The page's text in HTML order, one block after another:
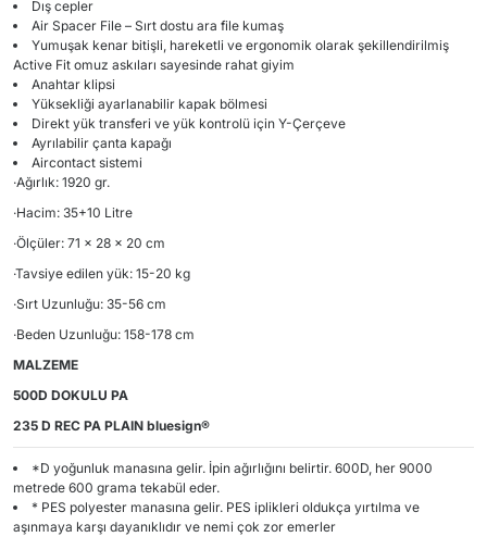
Dış cepler
Air Spacer File – Sırt dostu ara file kumaş
Yumuşak kenar bitişli, hareketli ve ergonomik olarak şekillendirilmiş
Active Fit omuz askıları sayesinde rahat giyim
Anahtar klipsi
Yüksekliği ayarlanabilir kapak bölmesi
Direkt yük transferi ve yük kontrolü için Y-Çerçeve
Ayrılabilir çanta kapağı
Aircontact sistemi
·Ağırlık: 1920 gr.
·Hacim: 35+10 Litre
·Ölçüler: 71 x 28 x 20 cm
·Tavsiye edilen yük: 15-20 kg
·Sırt Uzunluğu: 35-56 cm
·Beden Uzunluğu: 158-178 cm
MALZEME
500D DOKULU PA
235 D REC PA PLAIN bluesign®
*D yoğunluk manasına gelir. İpin ağırlığını belirtir. 600D, her 9000
metrede 600 grama tekabül eder.
* PES polyester manasına gelir. PES iplikleri oldukça yırtılma ve
aşınmaya karşı dayanıklıdır ve nemi çok zor emerler